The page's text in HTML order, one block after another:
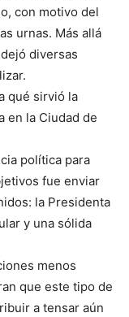
con motivo del
urnas. Más allá
diversas
qué sirvió la
en la Ciudad de
política para
fue enviar
la Presidenta
y una sólida
menos
que este tipo de
a tensar aún